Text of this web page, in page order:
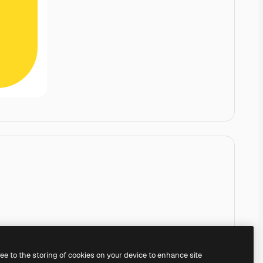
to the storing of cookies on your device to enhance site